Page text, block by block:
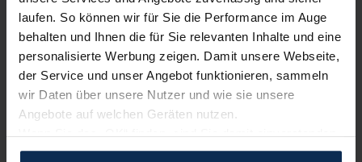
laufen. So können wir für Sie die Performance im Auge
behalten und Ihnen die für Sie relevanten Inhalte und eine
personalisierte Werbung zeigen. Damit unsere Webseite,
der Service und unser Angebot funktionieren, sammeln
wir Daten über unsere Nutzer und wie sie unsere
Angebote auf welchen Geräten nutzen.
Wenn Sie das „OK“ finden, sind Sie damit einverstanden
und erlauben uns Cookies für unseren Service zu